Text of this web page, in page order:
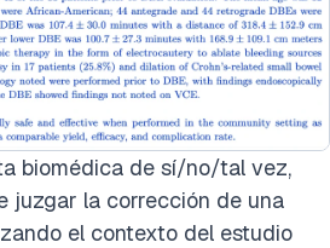
biomédica de sí/no/tal vez,
juzgar la corrección de una
el contexto del estudio